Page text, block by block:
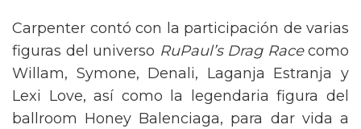
Carpenter contó con la participación de varias
figuras del universo RuPaul’s Drag Racecomo
Willam, Symone, Denali, Laganja Estranja y
Lexi Love, así como la legendaria figura del
ballroom Honey Balenciaga, para dar vida a